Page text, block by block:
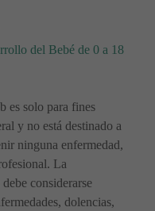
del Bebé de 0 a 18
es solo para fines
y no está destinado a
ninguna enfermedad,
La
considerarse
dolencias,